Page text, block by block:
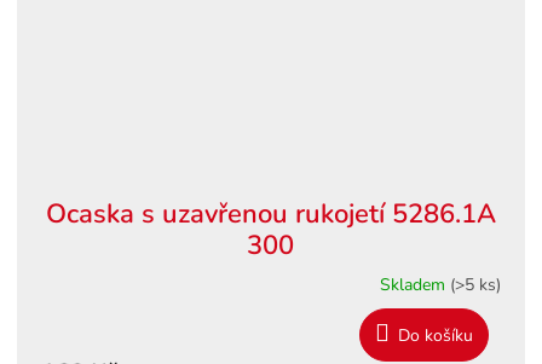
Ocaska s uzavřenou rukojetí 5286.1A
300
Skladem (>5 ks)
Do košíku